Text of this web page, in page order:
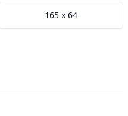
165 x 64